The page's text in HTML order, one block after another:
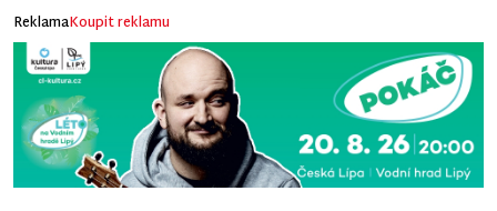
ReklamaKoupit reklamu